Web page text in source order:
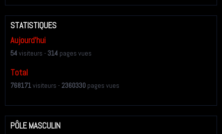
STATISTIQUES
Aujourd'hui
54visiteurs -314 pages vues
Total
768171visiteurs -2360330 pages vues
PÔLE MASCULIN